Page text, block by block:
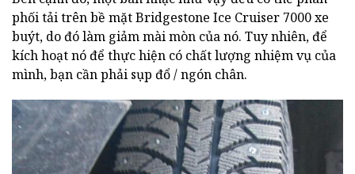
phối tải trên bề mặt Bridgestone Ice Cruiser 7000 xe
buýt, do đó làm giảm mài mòn của nó. Tuy nhiên, để
kích hoạt nó để thực hiện có chất lượng nhiệm vụ của
mình, bạn cần phải sụp đổ / ngón chân.